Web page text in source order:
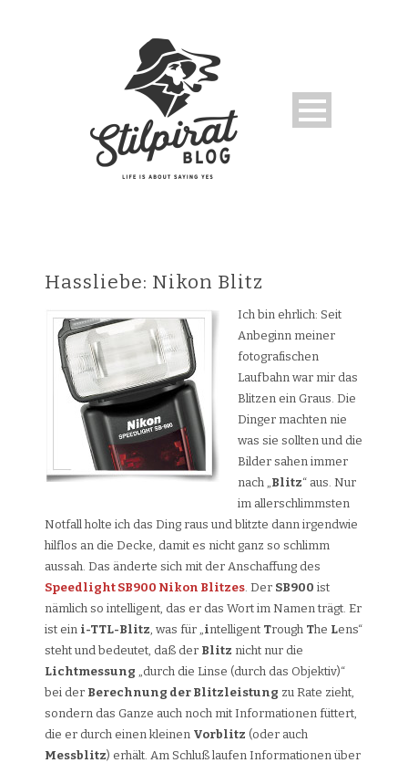
Hassliebe: Nikon Blitz
Ich bin ehrlich: Seit
Anbeginn meiner
fotografischen
Laufbahn war mir das
Blitzen ein Graus. Die
Dinger machten nie
was sie sollten und die
Bilder sahen immer
nach „Blitz“ aus. Nur
im allerschlimmsten
Notfall holte ich das Ding raus und blitzte dann irgendwie
hilflos an die Decke, damit es nicht ganz so schlimm
aussah. Das änderte sich mit der Anschaffung des
Speedlight SB900 Nikon Blitzes. Der SB900 ist
nämlich so intelligent, das er das Wort im Namen trägt. Er
ist ein i-TTL-Blitz, was für „intelligent Trough The Lens“
steht und bedeutet, daß der Blitz nicht nur die
Lichtmessung „durch die Linse (durch das Objektiv)“
bei der Berechnung der Blitzleistung zu Rate zieht,
sondern das Ganze auch noch mit Informationen füttert,
die er durch einen kleinen Vorblitz (oder auch
Messblitz) erhält. Am Schluß laufen Informationen über